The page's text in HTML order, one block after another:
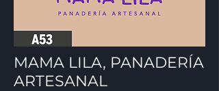
MAMA LILA, PANADERÍA
ARTESANAL